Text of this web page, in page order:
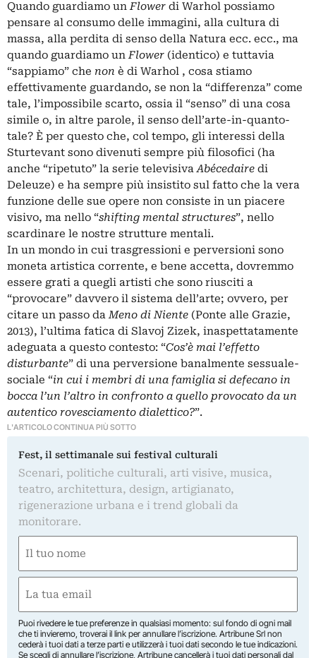
Quando guardiamo unFlower di Warhol possiamo
pensare al consumo delle immagini, alla cultura di
massa, alla perdita di senso della Natura ecc. ecc., ma
quando guardiamo unFlower (identico) e tuttavia
“sappiamo” che non è di Warhol , cosa stiamo
effettivamente guardando, se non la “differenza” come
tale, l’impossibile scarto, ossia il “senso” di una cosa
simile o, in altre parole, il senso dell’arte-in-quanto-
tale? È per questo che, col tempo, gli interessi della
Sturtevant sono divenuti sempre più filosofici (ha
anche “ripetuto” la serie televisivaAbécedaire di
Deleuze) e ha sempre più insistito sul fatto che la vera
funzione delle sue opere non consiste in un piacere
visivo, ma nello “shifting mental structures”, nello
scardinare le nostre strutture mentali.
In un mondo in cui trasgressioni e perversioni sono
moneta artistica corrente, e bene accetta, dovremmo
essere grati a quegli artisti che sono riusciti a
“provocare” davvero il sistema dell’arte; ovvero, per
citare un passo daMeno di Niente (Ponte alle Grazie,
2013), l’ultima fatica di Slavoj Zizek, inaspettatamente
adeguata a questo contesto: “Cos’è mai l’effetto
disturbante” di una perversione banalmente sessuale-
sociale “in cui i membri di una famiglia si defecano in
bocca l’un l’altro in confronto a quello provocato da un
autentico rovesciamento dialettico?”.
L'ARTICOLO CONTINUA PIÙ SOTTO
Fest, il settimanale sui festival culturali
Scenari, politiche culturali, arti visive, musica,
teatro, architettura, design, artigianato,
rigenerazione urbana e i trend globali da
monitorare.
(Obbligatorio)
(Obbligatorio)
Puoi rivedere le tue preferenze in qualsiasi momento: sul fondo di ogni mail
che ti invieremo, troverai il link per annullare l’iscrizione. Artribune Srl non
cederà i tuoi dati a terze parti e utilizzerà i tuoi dati secondo le tue indicazioni.
Se scegli di annullare l’iscrizione, Artribune cancellerà i tuoi dati personali dal